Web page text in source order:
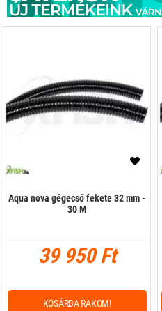
Aqua nova gégecső fekete 32 mm -
30 M
39 950 Ft
KOSÁRBA RAKOM!